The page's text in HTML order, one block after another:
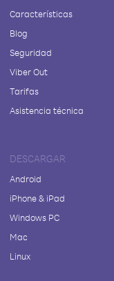
Características
Blog
Seguridad
Viber Out
Tarifas
Asistencia técnica
DESCARGAR
Android
iPhone & iPad
Windows PC
Mac
Linux